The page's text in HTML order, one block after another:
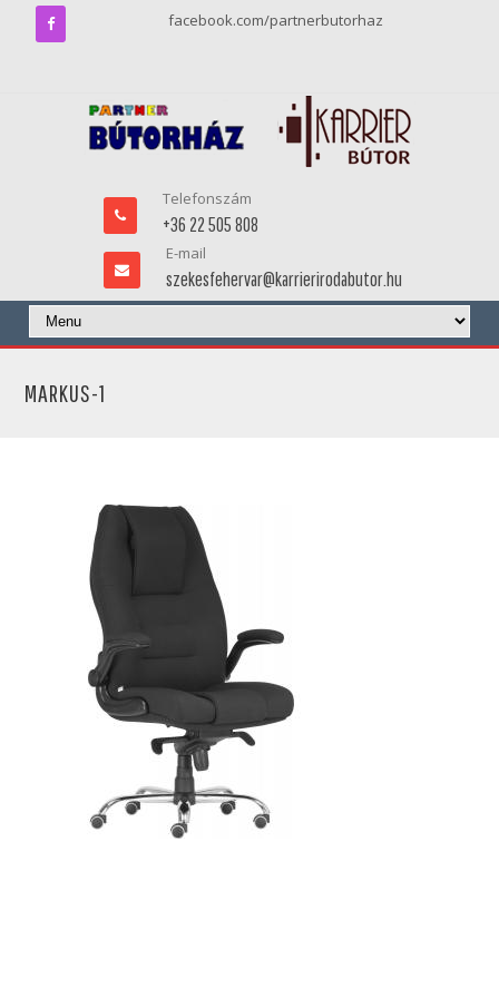
facebook.com/partnerbutorhaz
Telefonszám
+36 22 505 808
E-mail
szekesfehervar@karrierirodabutor.hu
MARKUS-1